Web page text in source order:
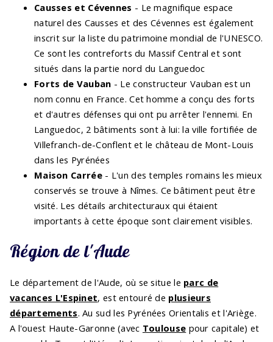
Causses et Cévennes - Le magnifique espace
naturel des Causses et des Cévennes est également
inscrit sur la liste du patrimoine mondial de l'UNESCO.
Ce sont les contreforts du Massif Central et sont
situés dans la partie nord du Languedoc
Forts de Vauban - Le constructeur Vauban est un
nom connu en France. Cet homme a conçu des forts
et d'autres défenses qui ont pu arrêter l'ennemi. En
Languedoc, 2 bâtiments sont à lui: la ville fortifiée de
Villefranch-de-Conflent et le château de Mont-Louis
dans les Pyrénées
Maison Carrée- L'un des temples romains les mieux
conservés se trouve à Nîmes. Ce bâtiment peut être
visité. Les détails architecturaux qui étaient
importants à cette époque sont clairement visibles.
Région de l'Aude
Le département de l'Aude, où se situe le parc de
vacances L'Espinet, est entouré de plusieurs
départements. Au sud les Pyrénées Orientalis et l'Ariège.
A l'ouest Haute-Garonne (avec Toulouse pour capitale) et